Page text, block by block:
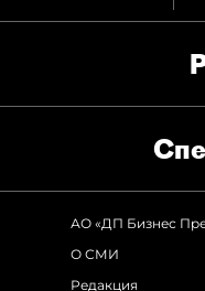
АО «ДП Бизнес
О СМИ
Редакция